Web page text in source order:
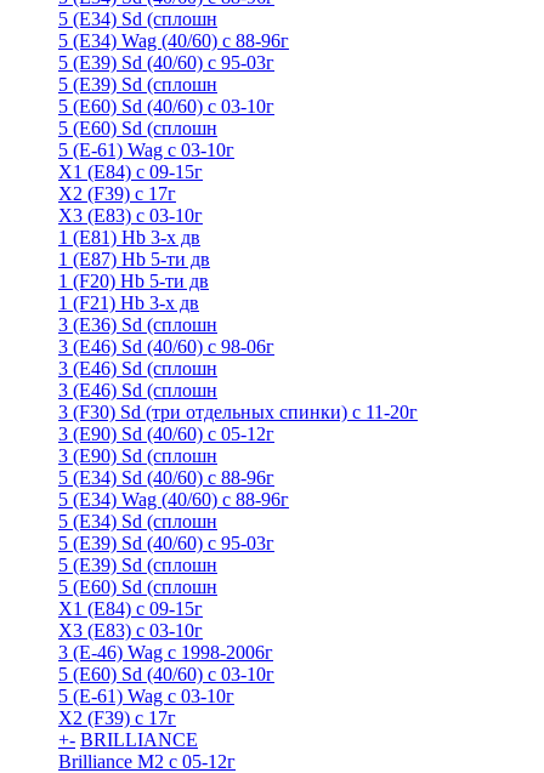
5 (E34) Sd (сплошн
5 (E34) Wag (40/60) с 88-96г
5 (E39) Sd (40/60) с 95-03г
5 (E39) Sd (сплошн
5 (E60) Sd (40/60) с 03-10г
5 (E60) Sd (сплошн
5 (Е-61) Wag с 03-10г
X1 (E84) с 09-15г
X2 (F39) с 17г
X3 (E83) с 03-10г
1 (Е81) Hb 3-х дв
1 (Е87) Hb 5-ти дв
1 (F20) Hb 5-ти дв
1 (F21) Hb 3-х дв
3 (E36) Sd (сплошн
3 (Е46) Sd (40/60) с 98-06г
3 (Е46) Sd (сплошн
3 (E46) Sd (сплошн
3 (F30) Sd (три отдельных спинки) с 11-20г
3 (Е90) Sd (40/60) с 05-12г
3 (Е90) Sd (сплошн
5 (E34) Sd (40/60) с 88-96г
5 (E34) Wag (40/60) с 88-96г
5 (E34) Sd (сплошн
5 (E39) Sd (40/60) с 95-03г
5 (E39) Sd (сплошн
5 (E60) Sd (сплошн
X1 (E84) с 09-15г
X3 (E83) с 03-10г
3 (Е-46) Wag с 1998-2006г
5 (E60) Sd (40/60) с 03-10г
5 (Е-61) Wag с 03-10г
X2 (F39) с 17г
+- BRILLIANCE
Brilliance M2 с 05-12г